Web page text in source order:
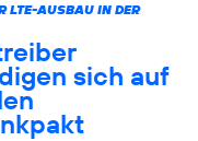
LTE-AUSBAU IN DER
sich auf